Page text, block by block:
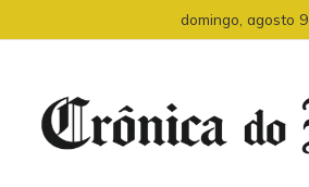
domingo, agosto 9